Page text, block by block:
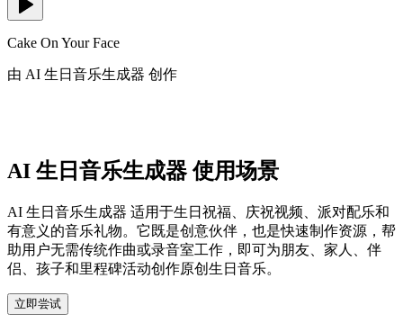
Cake On Your Face
由 AI 生日音乐生成器 创作
AI 生日音乐生成器 使用场景
AI 生日音乐生成器 适用于生日祝福、庆祝视频、派对配乐和
有意义的音乐礼物。它既是创意伙伴，也是快速制作资源，帮
助用户无需传统作曲或录音室工作，即可为朋友、家人、伴
侣、孩子和里程碑活动创作原创生日音乐。
立即尝试